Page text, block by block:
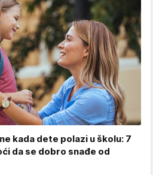
kada dete polazi u školu: 7
da se dobro snađe od